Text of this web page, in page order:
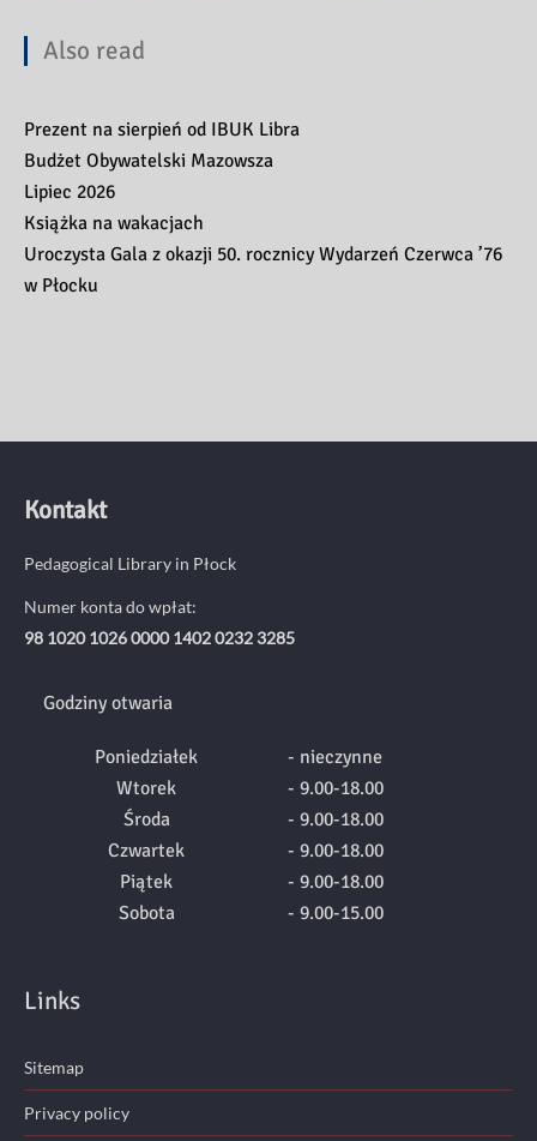
Also read
Prezent na sierpień od IBUK Libra
Budżet Obywatelski Mazowsza
Lipiec 2026
Książka na wakacjach
Uroczysta Gala z okazji 50. rocznicy Wydarzeń Czerwca ’76
w Płocku
Kontakt
Pedagogical Library in Płock
Numer konta do wpłat:
98 1020 1026 0000 1402 0232 3285
Godziny otwaria
Poniedziałek
Wtorek
Środa
Czwartek
Piątek
Sobota
- nieczynne
- 9.00-18.00
- 9.00-18.00
- 9.00-18.00
- 9.00-18.00
- 9.00-15.00
Links
Sitemap
Privacy policy